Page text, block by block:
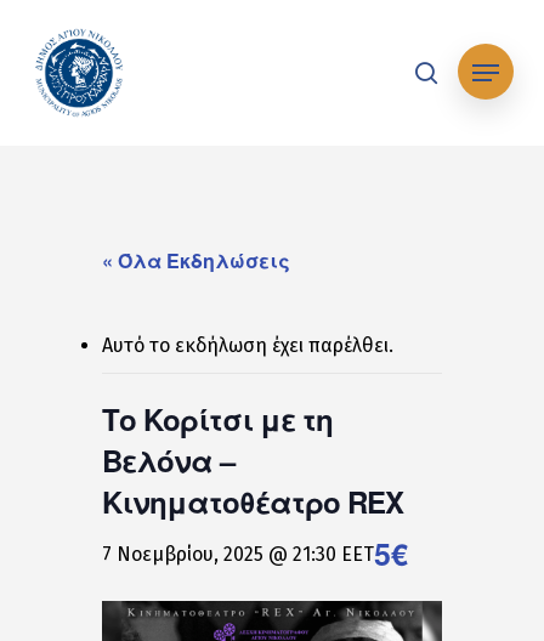
main
content
searchΜενού
« Όλα Εκδηλώσεις
Αυτό το εκδήλωση έχει παρέλθει.
Το Κορίτσι με τη
Βελόνα –
Κινηματοθέατρο REX
7 Νοεμβρίου, 2025 @ 21:30 EET5€